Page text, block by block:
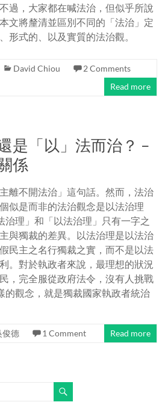
過，大家都在喊法治，但似乎所說
文將釐清並區別不同的「法治」定
形式的、以及實質的法治觀。
David Chiou
2 Comments
Read more
是「以」法而治？ –
係
離不開法治」這句話。然而，法治
似是而非的法治觀念是以法治理
治理」和「以法治理」只有一字之
與獨裁的差異。以法治理是以法治
民主之名行獨裁之實，而不是以法
。對於執政者來說，最理想的狀況
，完全服從政府法令，沒有人挑戰
的觀念，就是獨裁國家執政者統治
俊德 1 Comment Read more